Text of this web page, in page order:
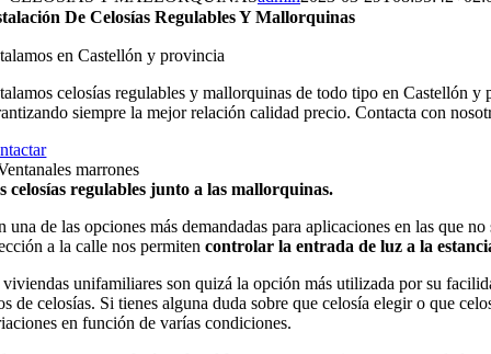
De Celosías Regulables Y Mallorquinas
en Castellón y provincia
celosías regulables y mallorquinas de todo tipo en Castellón
siempre la mejor relación calidad precio. Contacta con
celosías regulables junto a lasmallorquinas.
una de las opciones más demandadas para aplicaciones en las que
a la calle nos permitencontrolar la entrada de luz a la
unifamiliares son quizá la opción más utilizada por su
de celosías. Si tienes alguna duda sobre que celosía elegir o que
en función de varías condiciones.